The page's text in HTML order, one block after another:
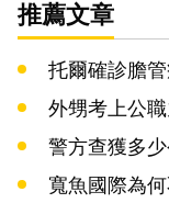
推薦文章
托爾確診膽
外甥考上公
警方查獲多
寬魚國際為